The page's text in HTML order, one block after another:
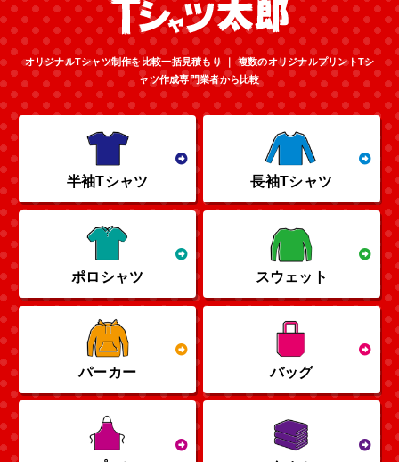
オリジナルTシャツ制作を比較一括見積もり ｜ 複数のオリジナルプリントTシ
ャツ作成専門業者から比較
半袖Tシャツ 長袖Tシャツ
ポロシャツ スウェット
パーカー バッグ